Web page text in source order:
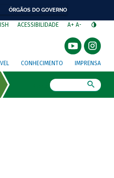
ÓRGÃOS DO GOVERNO
ACESSIBILIDADE A+ A-
CONHECIMENTO IMPRENSA